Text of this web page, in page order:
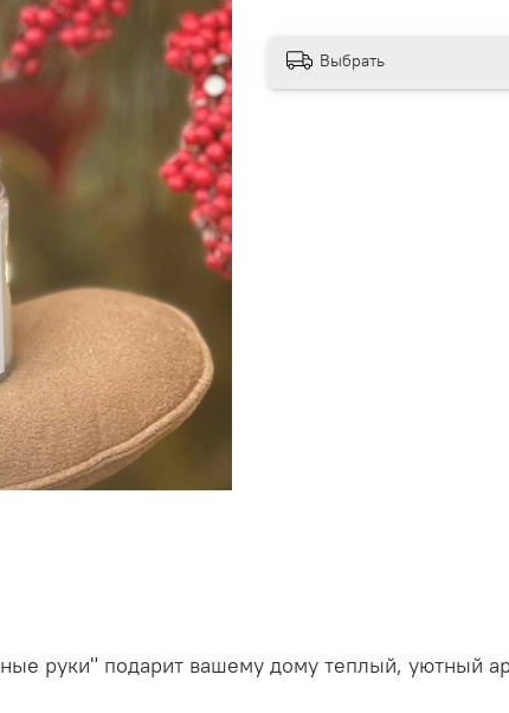
Выбрать
руки" подарит вашему дому теплый, уютный